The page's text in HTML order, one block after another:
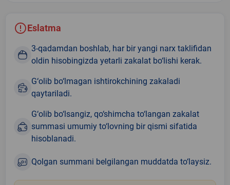
Eslatma
3-qadamdan boshlab, har bir yangi narx taklifidan
oldin hisobingizda yetarli zakalat bo‘lishi kerak.
G‘olib bo‘lmagan ishtirokchining zakaladi
qaytariladi.
G‘olib bo‘lsangiz, qo‘shimcha to‘langan zakalat
summasi umumiy to‘lovning bir qismi sifatida
hisoblanadi.
Qolgan summani belgilangan muddatda to‘laysiz.